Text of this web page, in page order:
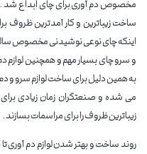
مخصوص دم آوری برای چای ابداع شد .
ساخت زیباترین و کار آمدترین ظروف
اینکه چای نوعی نوشیدنی مخصوص
و سرو چای بسیار مهم و همچنین
به همین دلیل برای ساخت لوازم سرو و
می شده و صنعتگران زمان زیادی
زیباترین ظروف را برای مراسمات بسازند .
روند ساخت و بهتر شدن لوازم دم آوری تا